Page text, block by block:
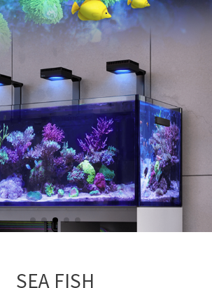
SEA FISH